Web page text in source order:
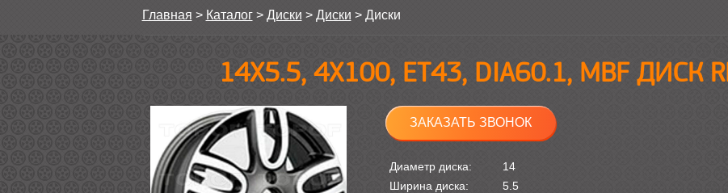
Главная > Каталог> Диски > Диски > Диски
14Х5.5, 4Х100, ET43, DIA60.1, MBF ДИСК
ЗАКАЗАТЬ ЗВОНОК
Диаметр диска:
14
Ширина диска:
5.5